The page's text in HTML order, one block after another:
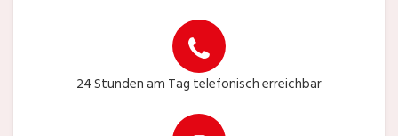
24 Stunden am Tag telefonisch erreichbar